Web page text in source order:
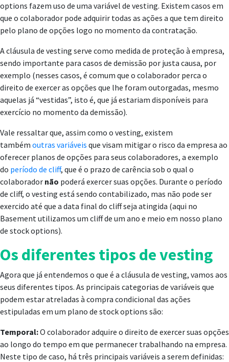
options fazem uso de uma variável de vesting. Existem casos em
que o colaborador pode adquirir todas as ações a que tem direito
pelo plano de opções logo no momento da contratação.
A cláusula de vesting serve como medida de proteção à empresa,
sendo importante para casos de demissão por justa causa, por
exemplo (nesses casos, é comum que o colaborador perca o
direito de exercer as opções que lhe foram outorgadas, mesmo
aquelas já “vestidas”, isto é, que já estariam disponíveis para
exercício no momento da demissão).
Vale ressaltar que, assim como o vesting, existem
também outras variáveis que visam mitigar o risco da empresa ao
oferecer planos de opções para seus colaboradores, a exemplo
do período de cliff, que é o prazo de carência sob o qual o
colaborador não poderá exercer suas opções. Durante o período
de cliff, o vesting está sendo contabilizado, mas não pode ser
exercido até que a data final do cliff seja atingida (aqui no
Basement utilizamos um cliff de um ano e meio em nosso plano
de stock options).
Os diferentes tipos de vesting
Agora que já entendemos o que é a cláusula de vesting, vamos aos
seus diferentes tipos. As principais categorias de variáveis que
podem estar atreladas à compra condicional das ações
estipuladas em um plano de stock options são:
Temporal:O colaborador adquire o direito de exercer suas opções
ao longo do tempo em que permanecer trabalhando na empresa.
Neste tipo de caso, há três principais variáveis a serem definidas: